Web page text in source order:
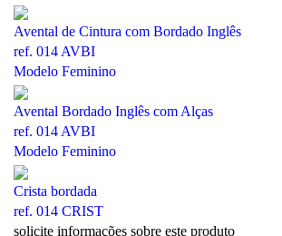
Avental de Cintura com Bordado Inglês
ref. 014 AVBI
Modelo Feminino
Avental Bordado Inglês com Alças
ref. 014 AVBI
Modelo Feminino
Crista bordada
ref. 014 CRIST
solicite informações sobre este produto